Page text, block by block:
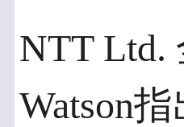
NTT Ltd.
Watson